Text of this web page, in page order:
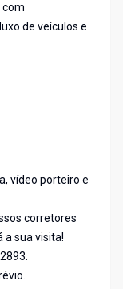
com
de veículos e
vídeo porteiro e
corretores
a sua visita!